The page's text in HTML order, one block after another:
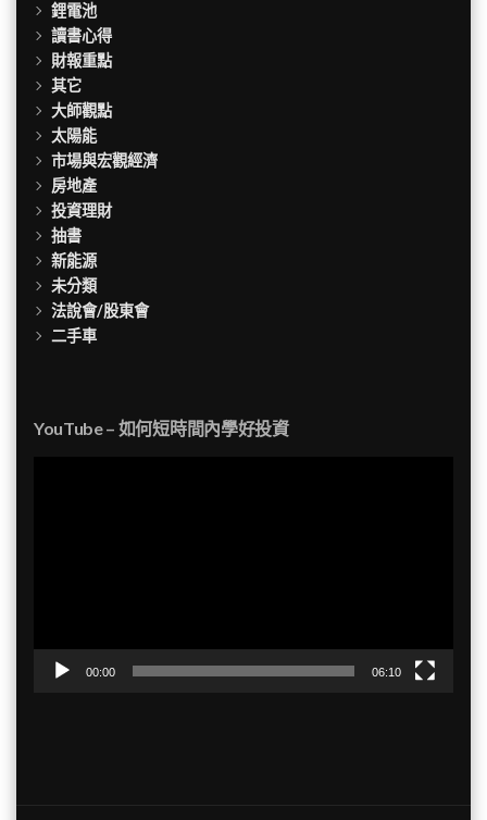
鋰電池
讀書心得
財報重點
其它
大師觀點
太陽能
市場與宏觀經濟
房地產
投資理財
抽書
新能源
未分類
法說會/股東會
二手車
YouTube – 如何短時間內學好投資
00:00 06:10